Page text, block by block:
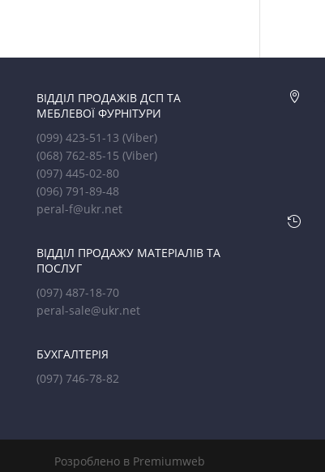
ВІДДІЛ ПРОДАЖІВ ДСП ТА
МЕБЛЕВОЇ ФУРНІТУРИ
(099) 423-51-13(Viber)
(068) 762-85-15(Viber)
(097) 445-02-80
(096) 791-89-48
peral-f@ukr.net
ВІДДІЛ ПРОДАЖУ МАТЕРІАЛІВ ТА
ПОСЛУГ
(097) 487-18-70
peral-sale@ukr.net
БУХГАЛТЕРІЯ
(097) 746-78-82


Розроблено в Premiumweb